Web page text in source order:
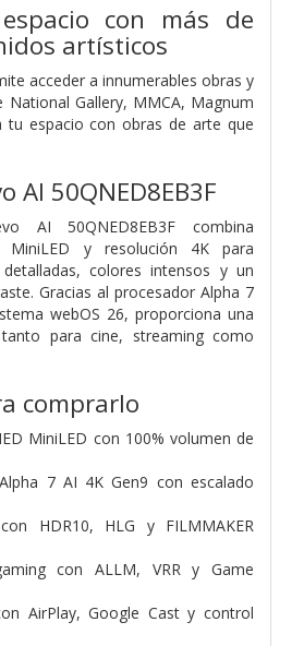
con más de
artísticos
acceder a innumerables obras y
National Gallery, MMCA, Magnum
tu espacio con obras de arte que
AI 50QNED8EB3F
AI 50QNED8EB3F combina
MiniLED y resolución 4K para
colores intensos y un
Gracias al procesador Alpha 7
webOS 26, proporciona una
para cine, streaming como
comprarlo
MiniLED con 100% volumen de
7 AI 4K Gen9 con escalado
HDR10, HLG y FILMMAKER
con ALLM, VRR y Game
AirPlay, Google Cast y control